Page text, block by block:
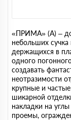
«ПРИМА» (А) –
небольших
держащихся в
одного
создавать
неотразимости
крупные и
шикарной
накладки на
проемы,